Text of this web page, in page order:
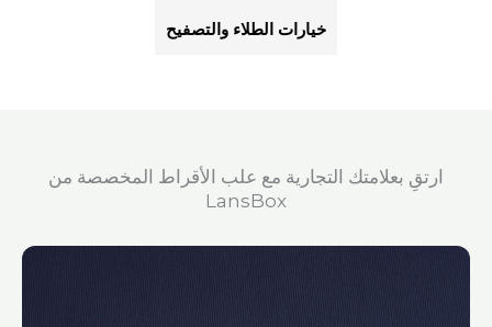
خيارات الطلاء والتصفيح
ارتقِ بعلامتك التجارية مع علب الأقراط المخصصة من
LansBox